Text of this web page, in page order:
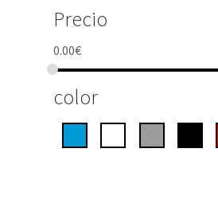
Precio
0.00€
color